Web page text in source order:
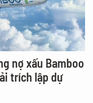
nợ xấu Bamboo
trích lập dự